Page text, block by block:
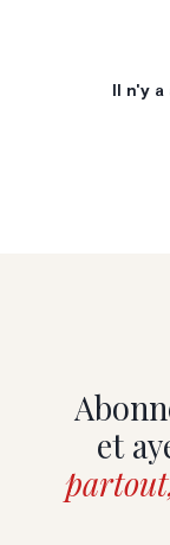
Il n'y
et